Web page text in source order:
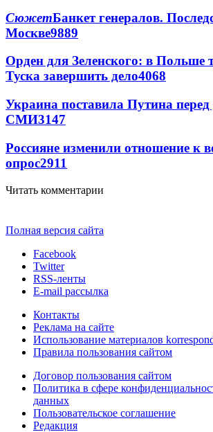
СюжетБанкет генералов.
Москве9889
Орден для Зеленского: в Польше
Туска завершить дело4068
Украина поставила Путина
СМИ3147
Россияне изменили отношение к
опрос2911
Читать комментарии
Полная версия сайта
Facebook
Twitter
RSS-ленты
E-mail рассылка
Контакты
Реклама на сайте
Использование материалов
Правила пользования сайтом
Договор пользования сайтом
Политика в сфере
данных
Пользовательское соглашение
Редакция